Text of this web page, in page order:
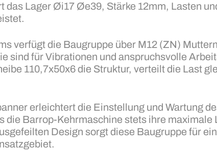
das Lager Øi17 Øe39, Stärke 12mm, Lasten
verfügt die Baugruppe über M12 (ZN)
sind für Vibrationen und anspruchsvolle
110,7x50x6 die Struktur, verteilt die Last
erleichtert die Einstellung und Wartung
die Barrop-Kehrmaschine stets ihre maximale
Design sorgt diese Baugruppe für